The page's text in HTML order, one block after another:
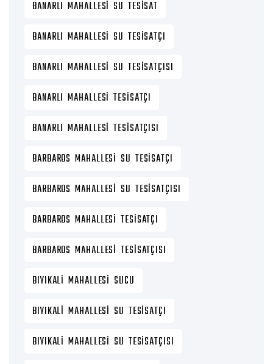
BANARLI MAHALLESI SU TESISAT
BANARLI MAHALLESI SU TESISATÇI
BANARLI MAHALLESI SU TESISATÇISI
BANARLI MAHALLESI TESISATÇI
BANARLI MAHALLESI TESISATÇISI
BARBAROS MAHALLESI SU TESISATÇI
BARBAROS MAHALLESI SU TESISATÇISI
BARBAROS MAHALLESI TESISATÇI
BARBAROS MAHALLESI TESISATÇISI
BIYIKALI MAHALLESI SUCU
BIYIKALI MAHALLESI SU TESISATÇI
BIYIKALI MAHALLESI SU TESISATÇISI